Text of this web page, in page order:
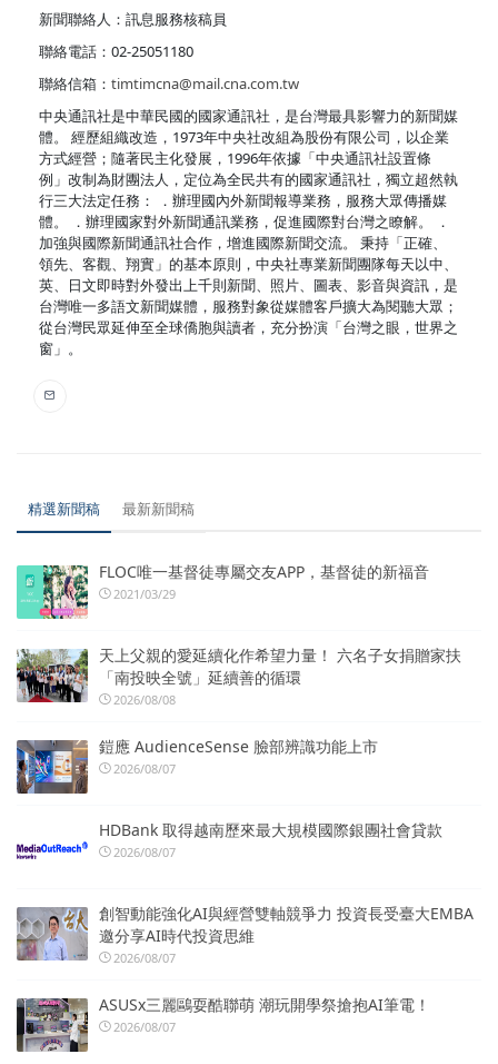
新聞聯絡人：訊息服務核稿員
聯絡電話：02-25051180
聯絡信箱： timtimcna@mail.cna.com.tw
中央通訊社是中華民國的國家通訊社，是台灣最具影響力的新聞媒
體。 經歷組織改造，1973年中央社改組為股份有限公司，以企業
方式經營；隨著民主化發展，1996年依據「中央通訊社設置條
例」改制為財團法人，定位為全民共有的國家通訊社，獨立超然執
行三大法定任務： ．辦理國內外新聞報導業務，服務大眾傳播媒
體。 ．辦理國家對外新聞通訊業務，促進國際對台灣之瞭解。 ．
加強與國際新聞通訊社合作，增進國際新聞交流。 秉持「正確、
領先、客觀、翔實」的基本原則，中央社專業新聞團隊每天以中、
英、日文即時對外發出上千則新聞、照片、圖表、影音與資訊，是
台灣唯一多語文新聞媒體，服務對象從媒體客戶擴大為閱聽大眾；
從台灣民眾延伸至全球僑胞與讀者，充分扮演「台灣之眼，世界之
窗」。
精選新聞稿 最新新聞稿
FLOC唯一基督徒專屬交友APP，基督徒的新福音
2021/03/29
天上父親的愛延續化作希望力量！ 六名子女捐贈家扶
「南投映全號」延續善的循環
2026/08/08
鎧應 AudienceSense 臉部辨識功能上市
2026/08/07
HDBank 取得越南歷來最大規模國際銀團社會貸款
2026/08/07
創智動能強化AI與經營雙軸競爭力 投資長受臺大EMBA
邀分享AI時代投資思維
2026/08/07
ASUSx三麗鷗耍酷聯萌 潮玩開學祭搶抱AI筆電！
2026/08/07